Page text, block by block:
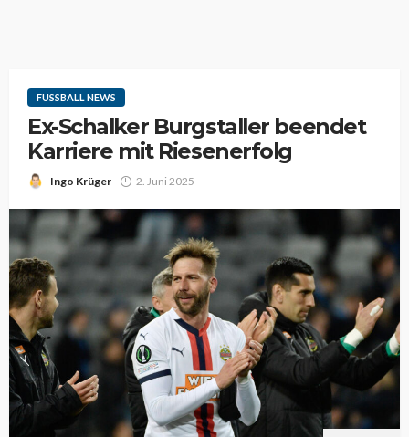
FUSSBALL NEWS
Ex-Schalker Burgstaller beendet
Karriere mit Riesenerfolg
Ingo Krüger 2. Juni 2025